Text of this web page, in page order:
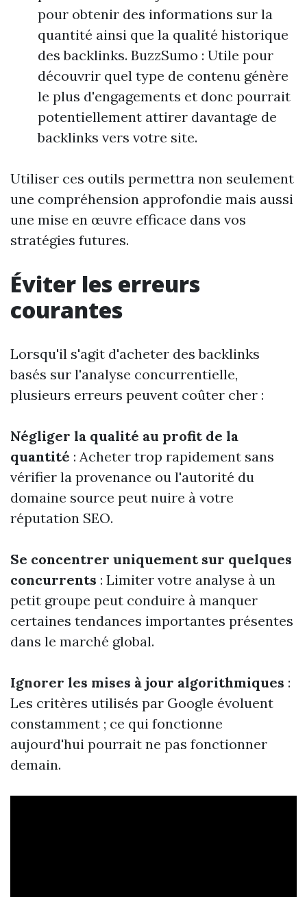
pour obtenir des informations sur la
quantité ainsi que la qualité historique
des backlinks. BuzzSumo : Utile pour
découvrir quel type de contenu génère
le plus d'engagements et donc pourrait
potentiellement attirer davantage de
backlinks vers votre site.
Utiliser ces outils permettra non seulement
une compréhension approfondie mais aussi
une mise en œuvre efficace dans vos
stratégies futures.
Éviter les erreurs
courantes
Lorsqu'il s'agit d'acheter des backlinks
basés sur l'analyse concurrentielle,
plusieurs erreurs peuvent coûter cher :
Négliger la qualité au profit de la
quantité : Acheter trop rapidement sans
vérifier la provenance ou l'autorité du
domaine source peut nuire à votre
réputation SEO.
Se concentrer uniquement sur quelques
concurrents : Limiter votre analyse à un
petit groupe peut conduire à manquer
certaines tendances importantes présentes
dans le marché global.
Ignorer les mises à jour algorithmiques :
Les critères utilisés par Google évoluent
constamment ; ce qui fonctionne
aujourd'hui pourrait ne pas fonctionner
demain.